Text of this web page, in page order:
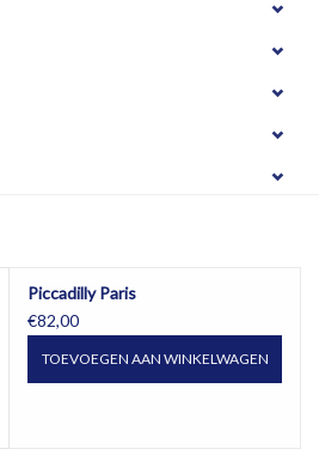
Piccadilly Paris
€82,00
TOEVOEGEN AAN WINKELWAGEN